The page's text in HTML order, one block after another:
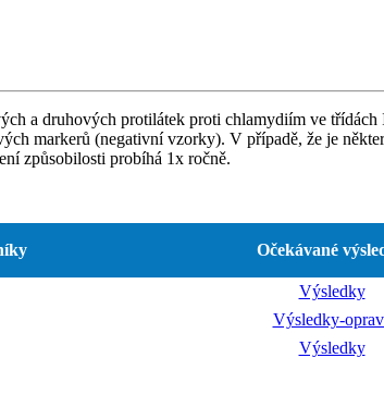
a druhových protilátek proti chlamydiím ve
markerů (negativní vzorky). V případě, že je
způsobilosti probíhá 1x ročně.
Očekávané
Výsledky
Výsledky-
Výsledky